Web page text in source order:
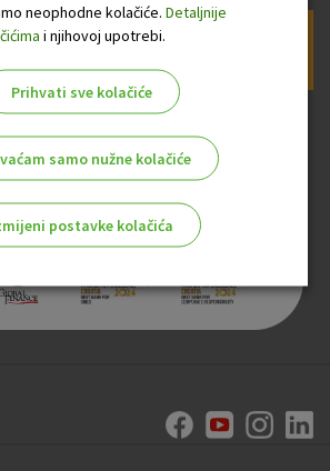
OTP banke
neophodne kolačiće. Detaljnije
i njihovoj upotrebi.
Prihvati sve kolačiće
samo nužne kolačiće
postavke kolačića